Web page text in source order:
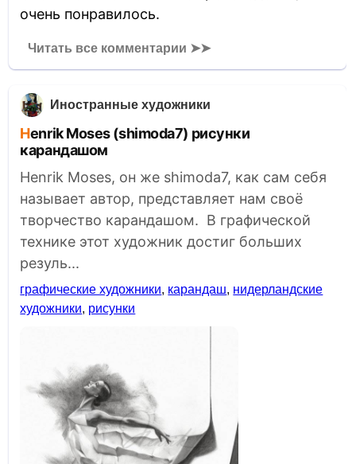
очень понравилось.
Читать все комментарии ➤➤
Иностранные художники
Henrik Moses (shimoda7) рисунки
карандашом
Henrik Moses, он же shimoda7, как сам себя
называет автор, представляет нам своё
творчество карандашом. В графической
технике этот художник достиг больших
резуль...
графические художники, карандаш, нидерландские
художники, рисунки